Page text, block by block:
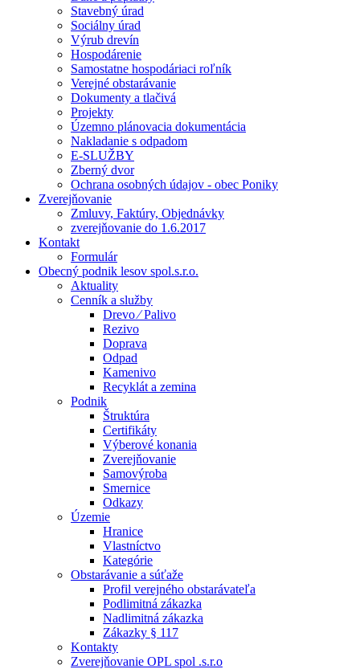
Stavebný úrad
Sociálny úrad
Výrub drevín
Hospodárenie
Samostatne hospodáriaci roľník
Verejné obstarávanie
Dokumenty a tlačivá
Projekty
Územno plánovacia dokumentácia
Nakladanie s odpadom
E-SLUŽBY
Zberný dvor
Ochrana osobných údajov - obec Poniky
Zverejňovanie
Zmluvy, Faktúry, Objednávky
zverejňovanie do 1.6.2017
Kontakt
Formulár
Obecný podnik lesov spol.s.r.o.
Aktuality
Cenník a služby
Drevo ⁄ Palivo
Rezivo
Doprava
Odpad
Kamenivo
Recyklát a zemina
Podnik
Štruktúra
Certifikáty
Výberové konania
Zverejňovanie
Samovýroba
Smernice
Odkazy
Územie
Hranice
Vlastníctvo
Kategórie
Obstarávanie a súťaže
Profil verejného obstarávateľa
Podlimitná zákazka
Nadlimitná zákazka
Zákazky § 117
Kontakty
Zverejňovanie OPL spol .s.r.o